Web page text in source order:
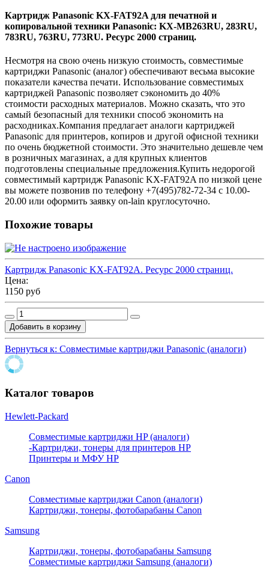
Картридж Panasonic KX-FAT92A для печатной и
копировальной техники Panasonic: KX-MB263RU, 283RU,
783RU, 763RU, 773RU. Ресурс 2000 страниц.
Несмотря на свою очень низкую стоимость, совместимые
картриджи Panasonic (аналог) обеспечивают весьма высокие
показатели качества печати. Использование совместимых
картриджей Panasonic позволяет сэкономить до 40%
стоимости расходных материалов. Можно сказать, что это
самый безопасный для техники способ экономить на
расходниках.Компания предлагает аналоги картриджей
Panasonic для принтеров, копиров и другой офисной техники
по очень бюджетной стоимости. Это значительно дешевле чем
в розничных магазинах, а для крупных клиентов
подготовлены специальные предложения.Купить недорогой
совместимый картридж Panasonic KX-FAT92A по низкой цене
вы можете позвонив по телефону +7(495)782-72-34 c 10.00-
20.00 или оформить заявку on-lain круглосуточно.
Похожие товары
Картридж Panasonic KX-FAT92A. Ресурс 2000 страниц.
Цена:
1150 руб
Вернуться к: Совместимые картриджи Panasonic (аналоги)
Каталог товаров
Hewlett-Packard
Совместимые картриджи HP (аналоги)
-Картриджи, тонеры для принтеров HP
Принтеры и МФУ HP
Canon
Совместимые картриджи Canon (аналоги)
Картриджи, тонеры, фотобарабаны Canon
Samsung
Картриджи, тонеры, фотобарабаны Samsung
Совместимые картриджи Samsung (аналоги)